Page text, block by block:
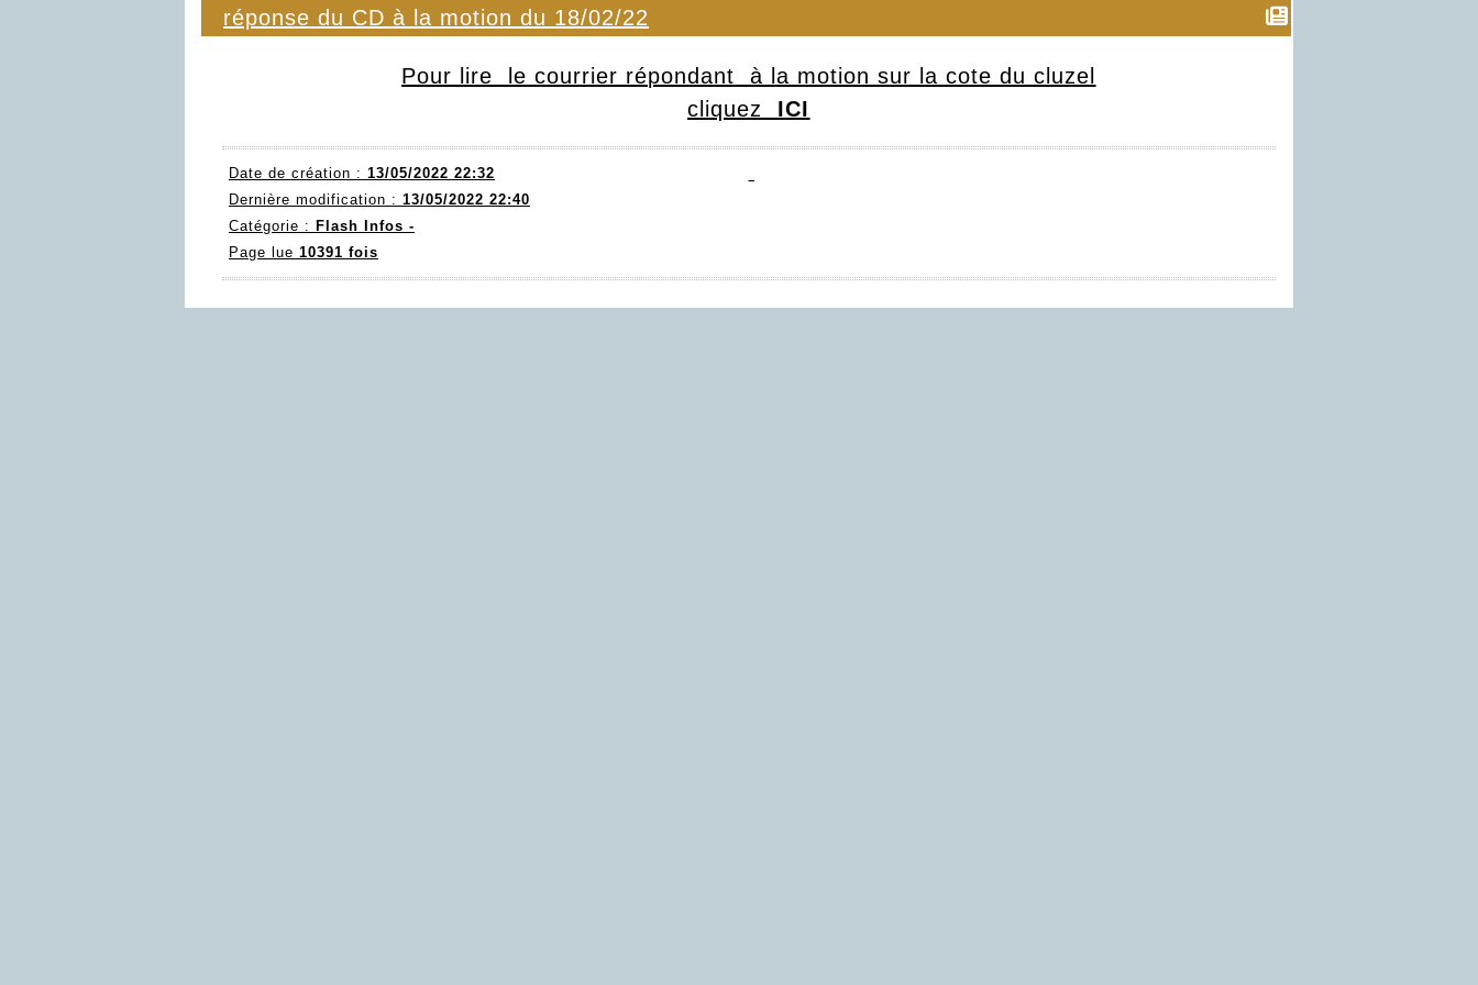
réponse du CD à la motion du 18/02/22
Pour lire le courrier répondant à la motion sur la cote du cluzel
cliquez ICI
Date de création : 13/05/2022 22:32
Dernière modification : 13/05/2022 22:40
Catégorie : Flash Infos -
Page lue 10391 fois